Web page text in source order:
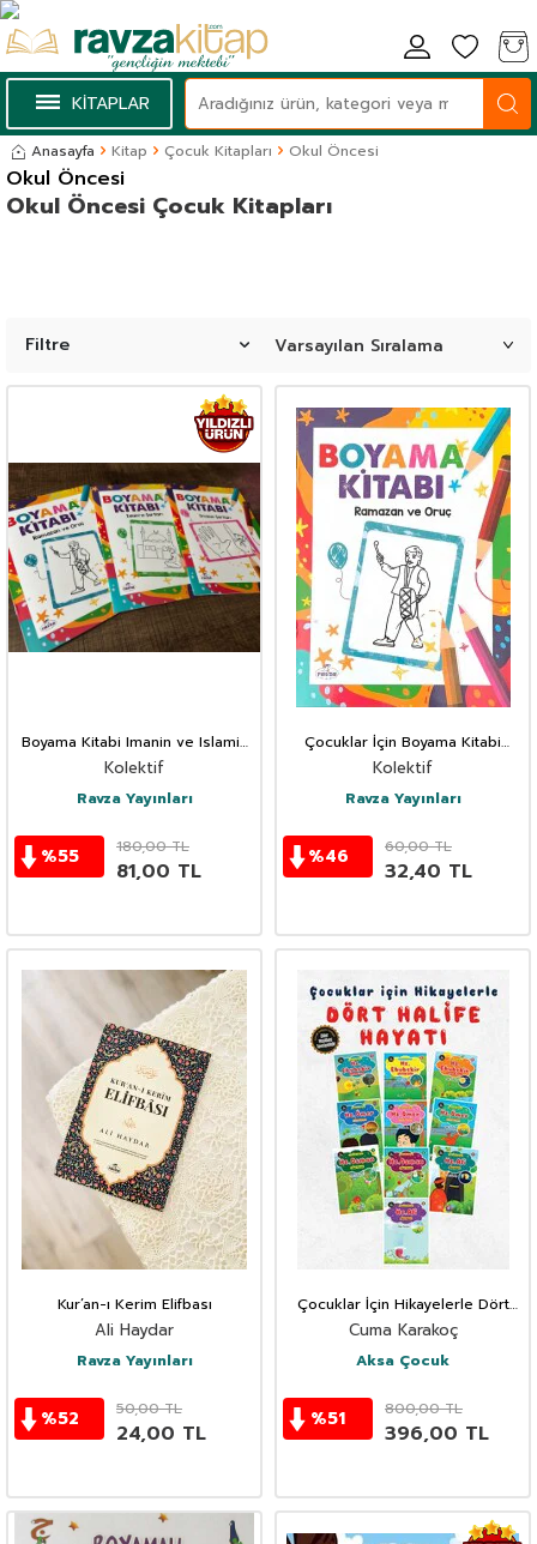
KİTAPLAR
Anasayfa Kitap Çocuk Kitapları Okul Öncesi
Okul Öncesi
Okul Öncesi Çocuk Kitapları
Filtre
Boyama Kitabi Imanin ve Islamin
Sarti Ramazan 3’lü
Kolektif
Ravza Yayınları
%55 180,00TL
81,00 TL
Çocuklar İçin Boyama Kitabi
Ramazan Geceleri
Kolektif
Ravza Yayınları
%46 60,00TL
32,40 TL
Kur’an-ı Kerim Elifbası
Ali Haydar
Ravza Yayınları
%52 50,00TL
24,00 TL
Çocuklar İçin Hikayelerle Dört
Halife Hayatı (10 Kitap Set)
Cuma Karakoç
Aksa Çocuk
%51 800,00TL
396,00 TL